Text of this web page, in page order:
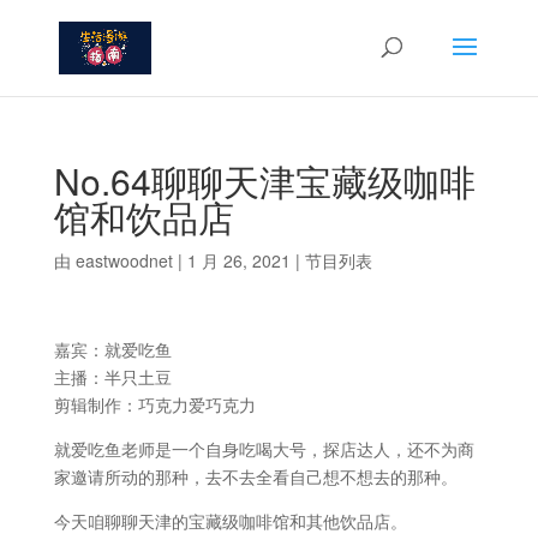
No.64聊聊天津宝藏级咖啡
馆和饮品店
由 eastwoodnet| 1 月 26, 2021 | 节目列表
嘉宾：就爱吃鱼
主播：半只土豆
剪辑制作：巧克力爱巧克力
就爱吃鱼老师是一个自身吃喝大号，探店达人，还不为商
家邀请所动的那种，去不去全看自己想不想去的那种。
今天咱聊聊天津的宝藏级咖啡馆和其他饮品店。